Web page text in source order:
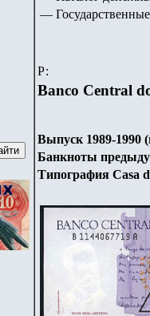
—
Р:
Banco Central
Выпуск 1989-1990
Банкноты
Типография Casa